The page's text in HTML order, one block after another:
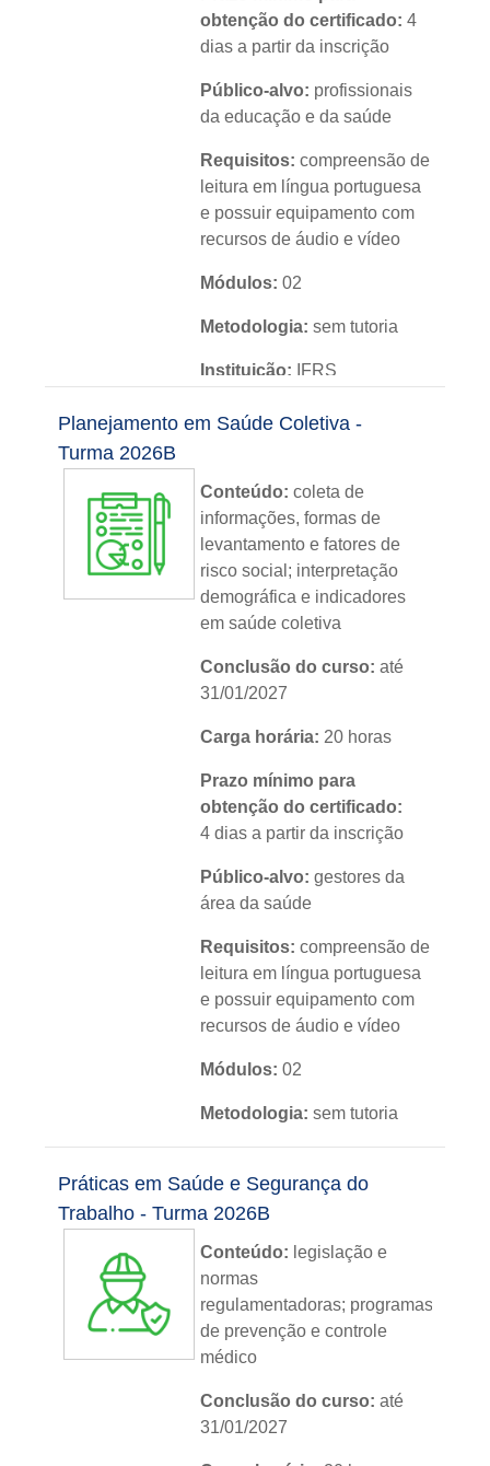
obtenção do certificado: 4
dias a partir da inscrição
Público-alvo: profissionais
da educação e da saúde
Requisitos: compreensão de
leitura em língua portuguesa
e possuir equipamento com
recursos de áudio e vídeo
Módulos: 02
Metodologia: sem tutoria
Instituição: IFRS
Nível:básico
Planejamento em Saúde Coletiva -
Turma 2026B
Conteúdo:coleta de
informações, formas de
levantamento e fatores de
risco social; interpretação
demográfica e indicadores
em saúde coletiva
Conclusão do curso: até
31/01/2027
Carga horária: 20 horas
Prazo mínimo para
obtenção do certificado:
4 dias a partir da inscrição
Público-alvo: gestores da
área da saúde
Requisitos: compreensão de
leitura em língua portuguesa
e possuir equipamento com
recursos de áudio e vídeo
Módulos: 02
Metodologia: sem tutoria
básico
Idioma:português
Práticas em Saúde e Segurança do
Trabalho - Turma 2026B
Conteúdo: legislação e
normas
regulamentadoras; programas
de prevenção e controle
médico
Conclusão do curso: até
31/01/2027